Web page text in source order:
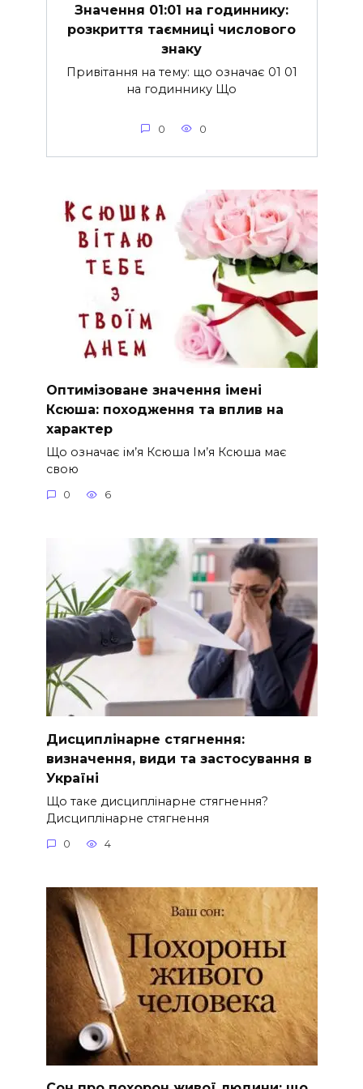
Значення 01:01 на годиннику:
розкриття таємниці числового
знаку
Привітання на тему: що означає 01 01
на годиннику Що
0 0
Оптимізоване значення імені
Ксюша: походження та вплив на
характер
Що означає ім’я Ксюша Ім’я Ксюша має
свою
0 6
Дисциплінарне стягнення:
визначення, види та застосування в
Україні
Що таке дисциплінарне стягнення?
Дисциплінарне стягнення
0 4